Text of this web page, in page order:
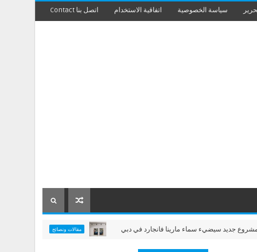
سياسة الخصوصية اتفاقية الاستخدام اتصل بنا Contact
سيضيء سماء مارينا فانجارد في دبي مقالات ونصائح اللوحات المناسبة